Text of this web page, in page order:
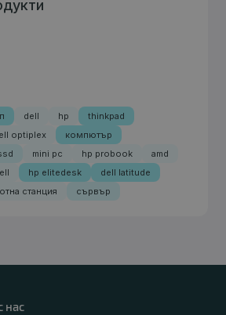
dell hp
thinkpad
optiplex
компютър
mini pc hp probook
amd
hp elitedesk
dell latitude
станция сървър
нас